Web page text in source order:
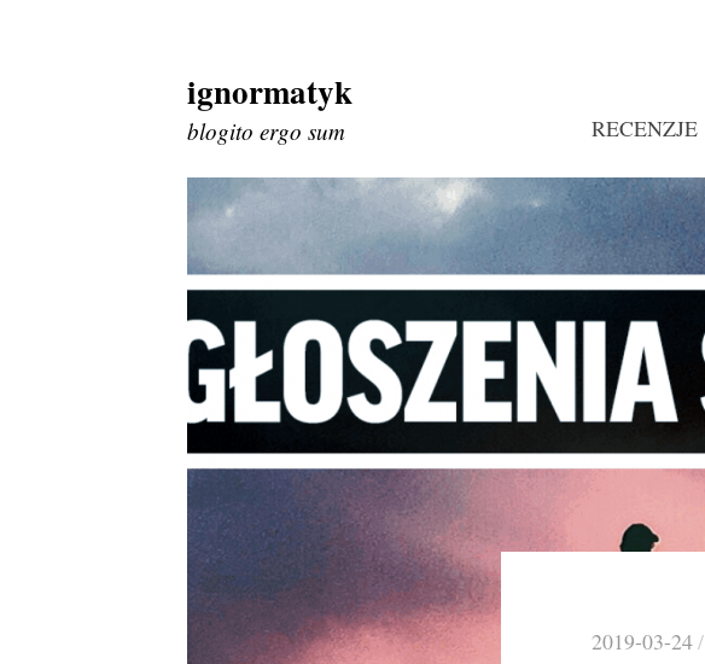
Skip
to
content
ignormatyk
blogito ergo sum RECENZJE
2019-03-24/